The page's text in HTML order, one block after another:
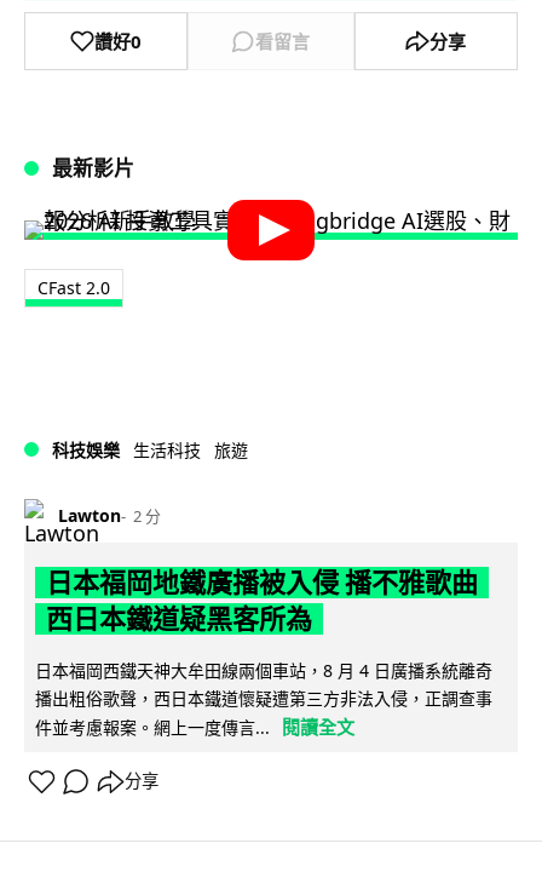
讚好0 看留言 分享
最新影片
CFast 2.0
科技娛樂 生活科技 旅遊
Lawton 2 分
日本福岡地鐵廣播被入侵 播不雅歌曲
西日本鐵道疑黑客所為
日本福岡西鐵天神大牟田線兩個車站，8 月 4 日廣播系統離奇
播出粗俗歌聲，西日本鐵道懷疑遭第三方非法入侵，正調查事
件並考慮報案。網上一度傳言...
閱讀全文
分享